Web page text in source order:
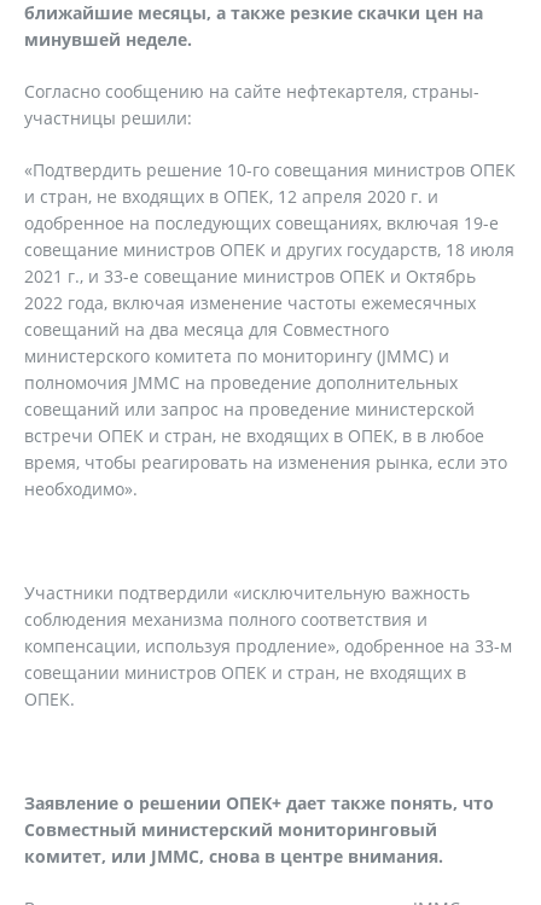
ближайшие месяцы, а также резкие скачки цен на
минувшей неделе.
Согласно сообщению на сайте нефтекартеля, страны-
участницы решили:
«Подтвердить решение 10-го совещания министров ОПЕК
и стран, не входящих в ОПЕК, 12 апреля 2020 г. и
одобренное на последующих совещаниях, включая 19-е
совещание министров ОПЕК и других государств, 18 июля
2021 г., и 33-е совещание министров ОПЕК и Октябрь
2022 года, включая изменение частоты ежемесячных
совещаний на два месяца для Совместного
министерского комитета по мониторингу (JMMC) и
полномочия JMMC на проведение дополнительных
совещаний или запрос на проведение министерской
встречи ОПЕК и стран, не входящих в ОПЕК, в в любое
время, чтобы реагировать на изменения рынка, если это
необходимо».
Участники подтвердили «исключительную важность
соблюдения механизма полного соответствия и
компенсации, используя продление», одобренное на 33-м
совещании министров ОПЕК и стран, не входящих в
ОПЕК.
Заявление о решении ОПЕК+ дает также понять, что
Совместный министерский мониторинговый
комитет, или JMMC, снова в центре внимания.